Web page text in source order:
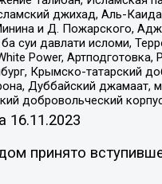
джихад, Аль-
и Д. Пожарского,
суи давлати исломи,
Power, Артподготовка,
Крымско-татарский
Дуббайский джамаат,
добровольческий
16.11.2023
принято